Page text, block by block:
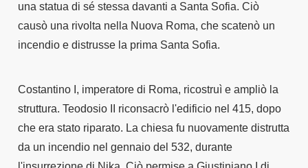
una statua di sé stessa davanti a Santa Sofia. Ciò
causò una rivolta nella Nuova Roma, che scatenò un
incendio e distrusse la prima Santa Sofia.
Costantino I, imperatore di Roma, ricostruì e ampliò la
struttura. Teodosio II riconsacrò l'edificio nel 415, dopo
che era stato riparato. La chiesa fu nuovamente distrutta
da un incendio nel gennaio del 532, durante